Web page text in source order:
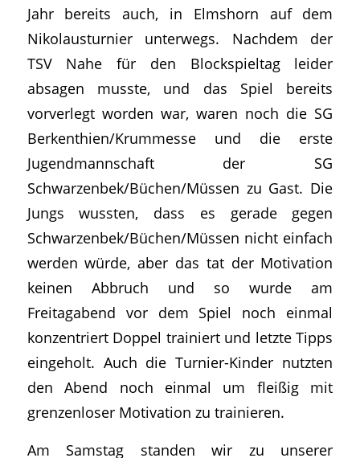
Jahr bereits auch, in Elmshorn auf dem
Nikolausturnier unterwegs. Nachdem der
TSV Nahe für den Blockspieltag leider
absagen musste, und das Spiel bereits
vorverlegt worden war, waren noch die SG
Berkenthien/Krummesse und die erste
Jugendmannschaft der SG
Schwarzenbek/Büchen/Müssen zu Gast. Die
Jungs wussten, dass es gerade gegen
Schwarzenbek/Büchen/Müssen nicht einfach
werden würde, aber das tat der Motivation
keinen Abbruch und so wurde am
Freitagabend vor dem Spiel noch einmal
konzentriert Doppel trainiert und letzte Tipps
eingeholt. Auch die Turnier-Kinder nutzten
den Abend noch einmal um fleißig mit
grenzenloser Motivation zu trainieren.
Am Samstag standen wir zu unserer